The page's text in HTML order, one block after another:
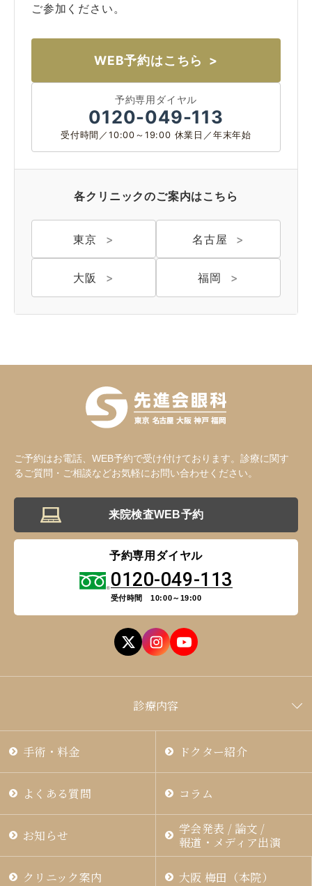
コラム
学会発表 / 論文 /
報道・メディア出演
ホーム
採用情報
初診時における情報開示に関して
当医院への営業の窓口について
ご参加ください。
WEB予約はこちら
予約専用ダイヤル
0120-049-113
受付時間／10:00～19:00 休業日／年末年始
各クリニックのご案内はこちら
東京 名古屋
大阪 福岡
ご予約はお電話、WEB予約で受け付けております。診療に関す
るご質問・ご相談などお気軽にお問い合わせください。
来院検査WEB予約
予約専用ダイヤル
0120-049-113
受付時間 10:00～19:00
手術・料金 ドクター紹介
よくある質問 コラム
お知らせ
学会発表 / 論文 /
報道・メディア出演
クリニック案内 大阪 梅田（本院）
診療内容
大阪 梅田（本院） 福岡 天神
CLOSE
神戸 三宮 福岡 天神
福岡 飯塚
CLOSE